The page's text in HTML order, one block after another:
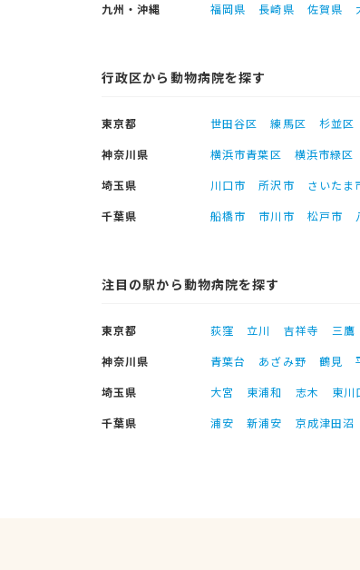
九州・沖縄
福岡県 長崎県 佐賀県
行政区から動物病院を探す
東京都 世田谷区 練馬区 杉並区
神奈川県
横浜市青葉区 横浜市緑区
埼玉県
川口市 所沢市 さいたま
千葉県
船橋市 市川市 松戸市
注目の駅から動物病院を探す
東京都 荻窪 立川 吉祥寺 三鷹
神奈川県
青葉台 あざみ野 鶴見
埼玉県
大宮 東浦和 志木 東川
千葉県
浦安 新浦安 京成津田沼